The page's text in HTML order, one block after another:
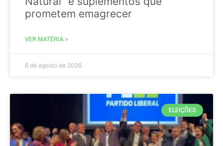
prometem emagrecer
VER MATÉRIA »
6 de agosto de 2026
ELEIÇÕES